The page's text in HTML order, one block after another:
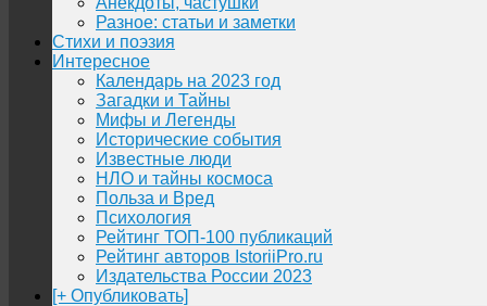
Разное: статьи и заметки
Стихи и поэзия
Интересное
Календарь на 2023 год
Загадки и Тайны
Мифы и Легенды
Исторические события
Известные люди
НЛО и тайны космоса
Польза и Вред
Психология
Рейтинг ТОП-100 публикаций
Рейтинг авторов IstoriiPro.ru
Издательства России 2023
[+ Опубликовать]